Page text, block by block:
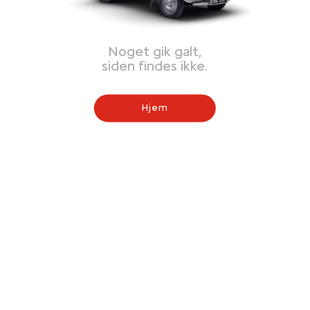
Noget gik galt,
siden findes ikke.
Hjem